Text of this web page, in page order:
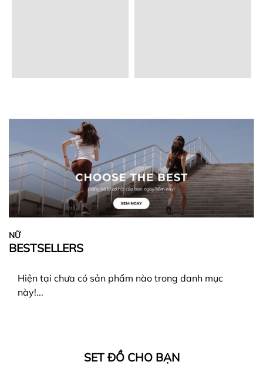
NỮ
BESTSELLERS
Hiện tại chưa có sản phẩm nào trong danh mục
này!...
SET ĐỒ CHO BẠN